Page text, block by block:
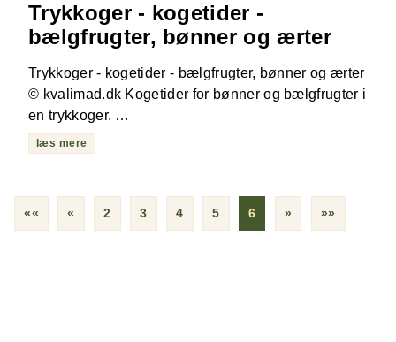
Trykkoger - kogetider -
bælgfrugter, bønner og ærter
Trykkoger - kogetider - bælgfrugter, bønner og ærter
© kvalimad.dk Kogetider for bønner og bælgfrugter i
en trykkoger. …
læs mere
«« « 2 3 4 5 6 » »»